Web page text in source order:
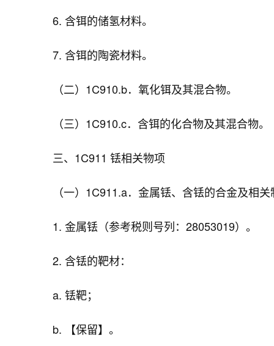
6. 含铒的储氢材料。
7. 含铒的陶瓷材料。
（二）1C910.b．氧化铒及其混合物。
（三）1C910.c．含铒的化合物及其混合物。
三、1C911 铥相关物项
（一）1C911.a．金属铥、含铥的合金及相
1. 金属铥（参考税则号列：28053019）。
2. 含铥的靶材：
a. 铥靶；
b. 【保留】。